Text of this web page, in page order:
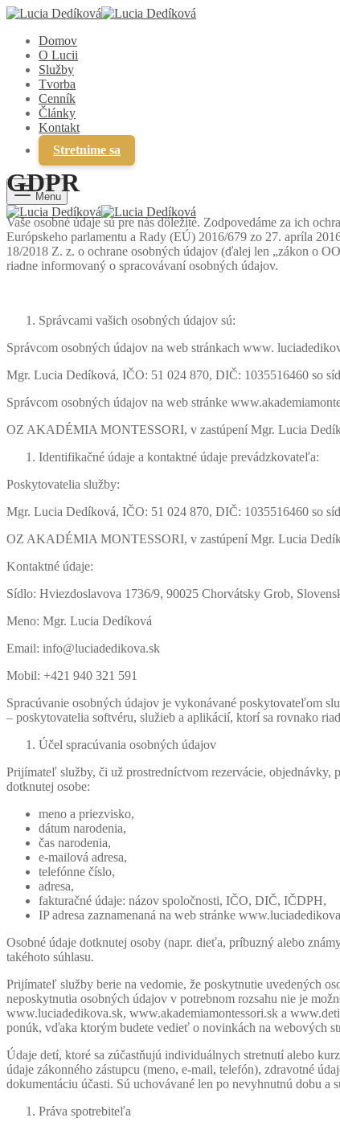
Domov
O Lucii
Služby
Tvorba
Cenník
Články
Kontakt
Stretnime sa
Menu
GDPR
Vaše osobné údaje sú pre nás dôležité. Zodpovedáme za ich
Európskeho parlamentu a Rady (EÚ) 2016/679 zo 27. apríla
18/2018 Z. z. o ochrane osobných údajov (ďalej len „zákon o
riadne informovaný o spracovávaní osobných údajov.
Správcami vašich osobných údajov sú:
Správcom osobných údajov na web stránkach www.
Mgr. Lucia Dedíková, IČO: 51 024 870, DIČ: 1035516460 so
Správcom osobných údajov na web stránke
OZ AKADÉMIA MONTESSORI, v zastúpení Mgr. Lucia
Identifikačné údaje a kontaktné údaje prevádzkovateľa:
Poskytovatelia služby:
Mgr. Lucia Dedíková, IČO: 51 024 870, DIČ: 1035516460 so
OZ AKADÉMIA MONTESSORI, v zastúpení Mgr. Lucia
Kontaktné údaje:
Sídlo: Hviezdoslavova 1736/9, 90025 Chorvátsky Grob,
Meno: Mgr. Lucia Dedíková
Email: info@luciadedikova.sk
Mobil: +421 940 321 591
Spracúvanie osobných údajov je vykonávané poskytovateľom
– poskytovatelia softvéru, služieb a aplikácií, ktorí sa rovnako
Účel spracúvania osobných údajov
Prijímateľ služby, či už prostredníctvom rezervácie, objednávky,
dotknutej osobe:
meno a priezvisko,
dátum narodenia,
čas narodenia,
e-mailová adresa,
telefónne číslo,
adresa,
fakturačné údaje: názov spoločnosti, IČO, DIČ, IČDPH,
IP adresa zaznamenaná na web stránke
Osobné údaje dotknutej osoby (napr. dieťa, príbuzný alebo
takéhoto súhlasu.
Prijímateľ služby berie na vedomie, že poskytnutie uvedených
neposkytnutia osobných údajov v potrebnom rozsahu nie je
www.luciadedikova.sk, www.akademiamontessori.sk a
ponúk, vďaka ktorým budete vedieť o novinkách na webových
Údaje detí, ktoré sa zúčastňujú individuálnych stretnutí alebo
údaje zákonného zástupcu (meno, e-mail, telefón), zdravotné
dokumentáciu účasti. Sú uchovávané len po nevyhnutnú dobu
Práva spotrebiteľa
Nevyhnutné
cookie nie sú
potrebné pre
fungovanie
webovej
stránky.
Štatistiky
Aby sme
mohli
funkčnosť
webovej
stránky na
spôsobu
webovej
stránky.
Používateľská
spokojnosť
Aby naša
stránka počas
vašej návštevy
fungovala čo
tieto súbory
cookie
niektoré
funkcie z
webovej
stránky zmiznú.
Marketing
svojich